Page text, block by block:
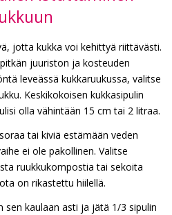
jotta kukka voi kehittyä riittävästi.
juuriston ja kosteuden
leveässä kukkaruukussa, valitse
Keskikokoisen kukkasipulin
olla vähintään 15 cm tai 2 litraa.
tai kiviä estämään veden
ei ole pakollinen. Valitse
ruukkukompostia tai sekoita
on rikastettu hiilellä.
sen kaulaan asti ja jätä 1/3 sipulin